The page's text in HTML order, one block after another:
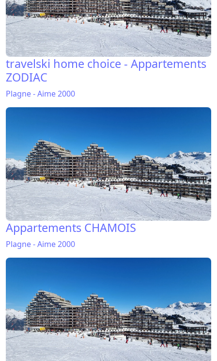
travelski home choice - Appartements
ZODIAC
Plagne - Aime 2000
Appartements CHAMOIS
Plagne - Aime 2000